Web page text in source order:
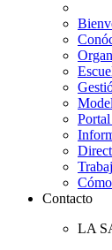
Contacto
LA